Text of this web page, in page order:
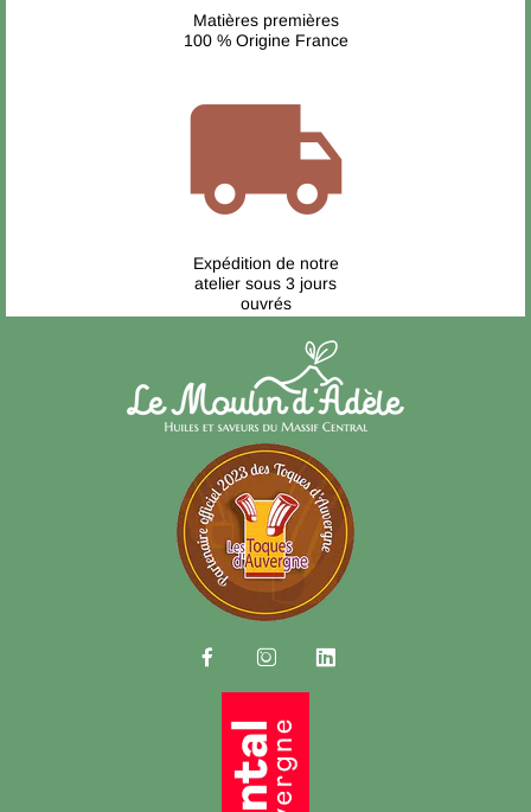
Matières premières
100 % Origine France
local_shipping
Expédition de notre
atelier sous 3 jours
ouvrés
  